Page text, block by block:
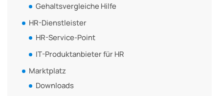
Gehaltsvergleiche Hilfe
HR-Dienstleister
HR-Service-Point
IT-Produktanbieter für HR
Marktplatz
Downloads